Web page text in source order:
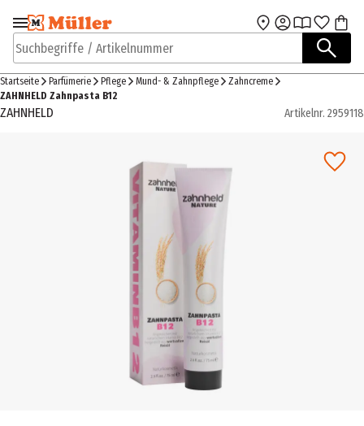
Zur Navigation
springen
Zum Hauptinhalt
Suchbegriffe / Artikelnummer
Startseite Parfümerie Pflege Mund- & Zahnpflege
Zahncreme
ZAHNHELD Zahnpasta B12
ZAHNHELD Artikelnr. 2959118